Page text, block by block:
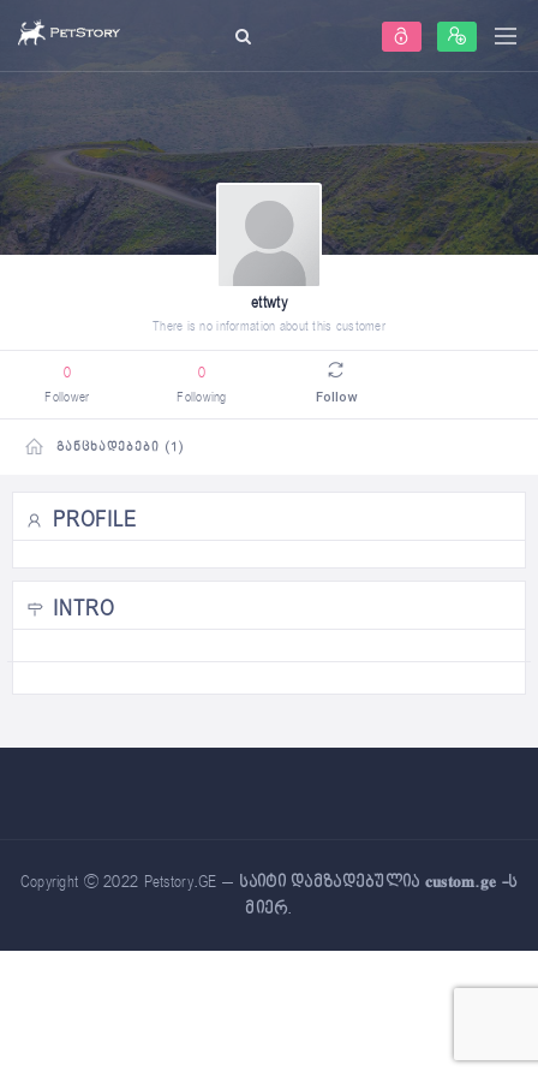
ettwty
There is no information about this customer
0
Follower
0
Following
Follow
ᲒᲐᲜᲪᲮᲐᲓᲔᲑᲔᲑᲘ (1)
PROFILE
INTRO
Copyright © 2022 Petstory.GE – საიტი დამზადებულია 𝐜𝐮𝐬𝐭𝐨𝐦.𝐠𝐞 -ს
მიერ.